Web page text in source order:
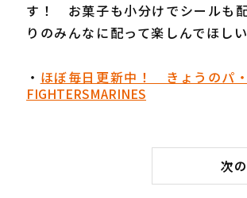
す！ お菓子も小分けでシールも
りのみんなに配って楽しんでほしい
・ ほぼ毎日更新中！ きょうのパ
FIGHTERSMARINES
次